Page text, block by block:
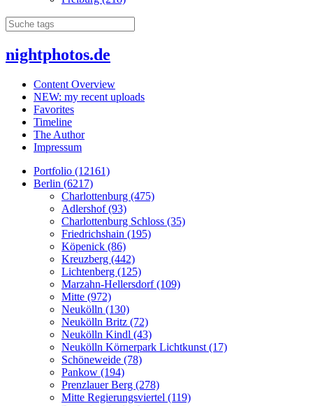
nightphotos.de
Content Overview
NEW: my recent uploads
Favorites
Timeline
The Author
Impressum
Portfolio (12161)
Berlin (6217)
Charlottenburg (475)
Adlershof (93)
Charlottenburg Schloss (35)
Friedrichshain (195)
Köpenick (86)
Kreuzberg (442)
Lichtenberg (125)
Marzahn-Hellersdorf (109)
Mitte (972)
Neukölln (130)
Neukölln Britz (72)
Neukölln Kindl (43)
Neukölln Körnerpark Lichtkunst (17)
Schöneweide (78)
Pankow (194)
Prenzlauer Berg (278)
Mitte Regierungsviertel (119)